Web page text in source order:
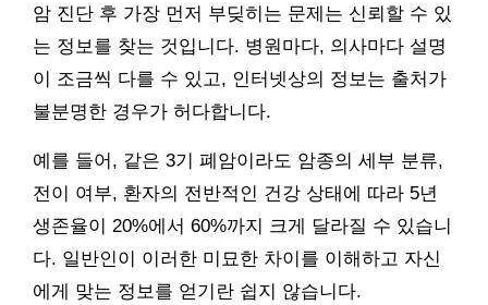
암 진단 후 가장 먼저 부딪히는 문제는 신뢰할 수 있
는 정보를 찾는 것입니다. 병원마다, 의사마다 설명
이 조금씩 다를 수 있고, 인터넷상의 정보는 출처가
불분명한 경우가 허다합니다.
예를 들어, 같은 3기 폐암이라도 암종의 세부 분류,
전이 여부, 환자의 전반적인 건강 상태에 따라 5년
생존율이 20%에서 60%까지 크게 달라질 수 있습니
다. 일반인이 이러한 미묘한 차이를 이해하고 자신
에게 맞는 정보를 얻기란 쉽지 않습니다.